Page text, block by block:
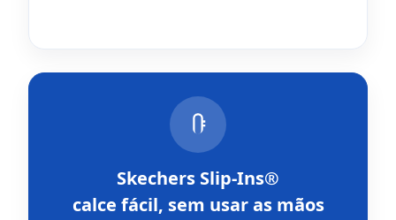
Skechers Slip-Ins®
calce fácil, sem usar as mãos